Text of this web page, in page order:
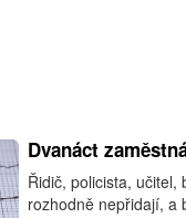
Dvanáct
Řidič, policista,
rozhodně nepřidají, a